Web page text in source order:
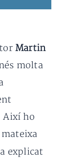
Martin
molta
Així ho
explicat